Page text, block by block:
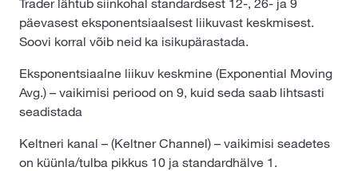
päevasest eksponentsiaalsest liikuvast keskmisest.
Soovi korral võib neid ka isikupärastada.
Eksponentsiaalne liikuv keskmine (Exponential Moving
Avg.) – vaikimisi periood on 9, kuid seda saab lihtsasti
seadistada
Keltneri kanal – (Keltner Channel) – vaikimisi seadetes
on küünla/tulba pikkus 10 ja standardhälve 1.